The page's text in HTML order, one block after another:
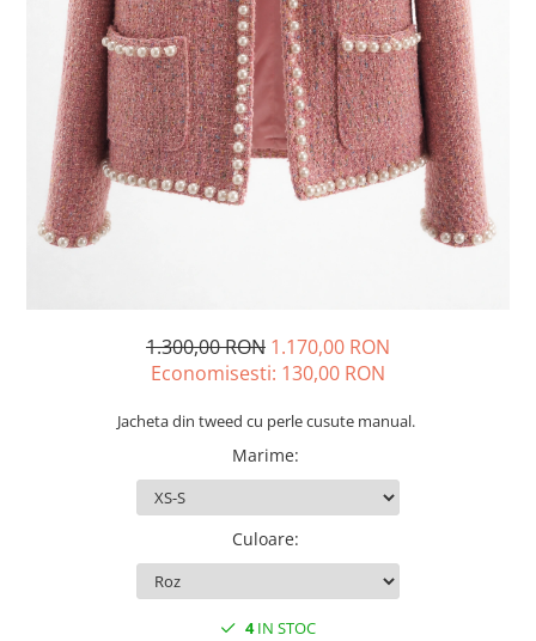
1.300,00 RON 1.170,00 RON
Economisesti: 130,00 RON
Jacheta din tweed cu perle cusute manual.
Marime:
Culoare:
4IN STOC